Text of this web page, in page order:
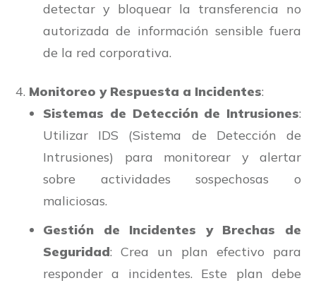
detectar y bloquear la transferencia no
autorizada de información sensible fuera
de la red corporativa.
Monitoreo y Respuesta a Incidentes:
Sistemas de Detección de Intrusiones:
Utilizar IDS (Sistema de Detección de
Intrusiones) para monitorear y alertar
sobre actividades sospechosas o
maliciosas.
Gestión de Incidentes y Brechas de
Seguridad: Crea un plan efectivo para
responder a incidentes. Este plan debe